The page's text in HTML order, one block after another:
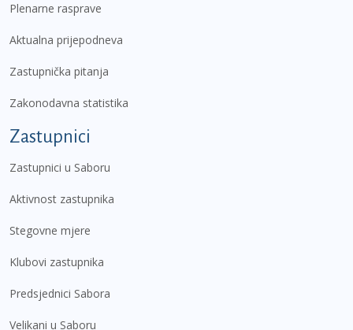
Plenarne rasprave
Aktualna prijepodneva
Zastupnička pitanja
Zakonodavna statistika
Zastupnici
Zastupnici u Saboru
Aktivnost zastupnika
Stegovne mjere
Klubovi zastupnika
Predsjednici Sabora
Velikani u Saboru